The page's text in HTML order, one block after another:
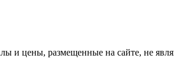
и цены, размещенные на сайте, не